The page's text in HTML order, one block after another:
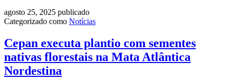
agosto 25, 2025 publicado
Categorizado como Notícias
Cepan executa plantio com sementes
nativas florestais na Mata Atlântica
Nordestina